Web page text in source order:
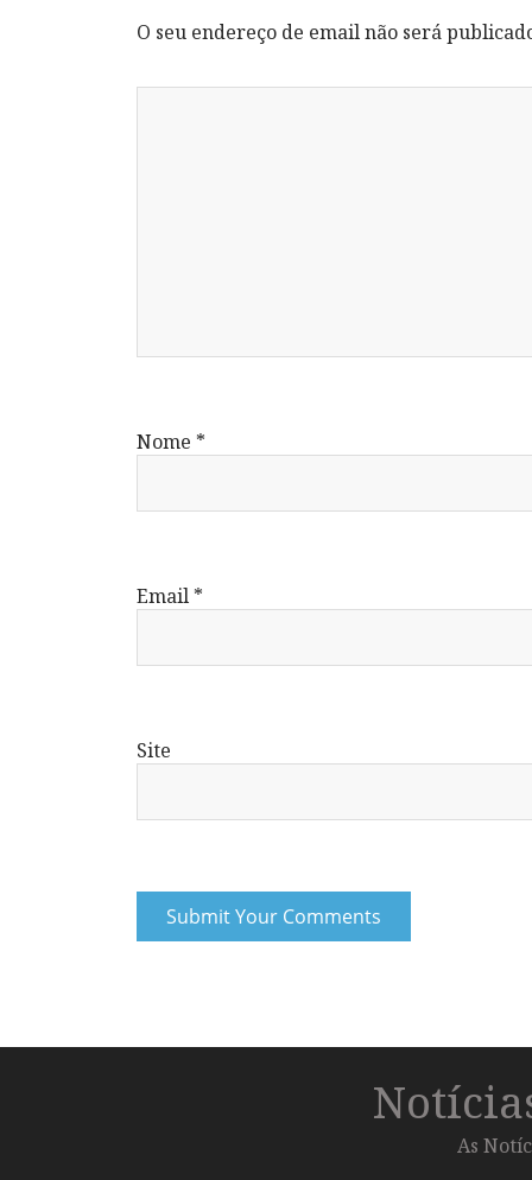
O seu endereço de email não será
Nome *
Email *
Site
As